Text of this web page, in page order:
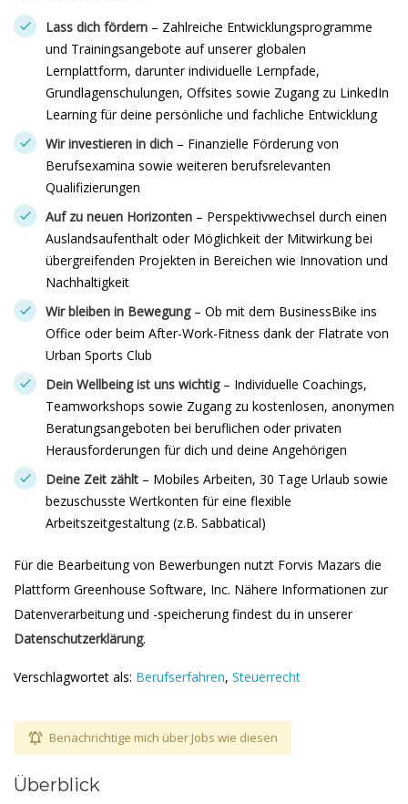
Lass dich fördern – Zahlreiche Entwicklungsprogramme
und Trainingsangebote auf unserer globalen
Lernplattform, darunter individuelle Lernpfade,
Grundlagenschulungen, Offsites sowie Zugang zu LinkedIn
Learning für deine persönliche und fachliche Entwicklung
Wir investieren in dich – Finanzielle Förderung von
Berufsexamina sowie weiteren berufsrelevanten
Qualifizierungen
Auf zu neuen Horizonten – Perspektivwechsel durch einen
Auslandsaufenthalt oder Möglichkeit der Mitwirkung bei
übergreifenden Projekten in Bereichen wie Innovation und
Nachhaltigkeit
Wir bleiben in Bewegung– Ob mit dem BusinessBike ins
Office oder beim After-Work-Fitness dank der Flatrate von
Urban Sports Club
Dein Wellbeing ist uns wichtig – Individuelle Coachings,
Teamworkshops sowie Zugang zu kostenlosen, anonymen
Beratungsangeboten bei beruflichen oder privaten
Herausforderungen für dich und deine Angehörigen
Deine Zeit zählt – Mobiles Arbeiten, 30 Tage Urlaub sowie
bezuschusste Wertkonten für eine flexible
Arbeitszeitgestaltung (z.B. Sabbatical)
Für die Bearbeitung von Bewerbungen nutzt Forvis Mazars die
Plattform Greenhouse Software, Inc. Nähere Informationen zur
Datenverarbeitung und -speicherung findest du in unserer
Datenschutzerklärung.
Verschlagwortet als: Berufserfahren, Steuerrecht
Benachrichtige mich über Jobs wie diesen
Überblick